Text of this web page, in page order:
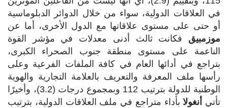
في العلاقات الدولية، سواء من خلال الدوائر الدبلوماسية
أو حتى على مستوى علاقاتها مع الدول الأخرى، أما عن
موزمبيق فكانت ثالث أدنى معدلات في مؤشر القوة
الناعمة على مستوى منطقة جنوب الصحراء الكبرى،
بتراجع في أدائها العام في كافة الملفات الفرعية وعلى
رأسها ملف المعرفة والتعريف بالعلامة التجارية والهوية
الوطنية للدولة بترتيب 112 وبمجموع درجات (3.2)، وأخيرًا
تأتي أنغولابأداء متراجع في ملف العلاقات الدولية، بترتيب